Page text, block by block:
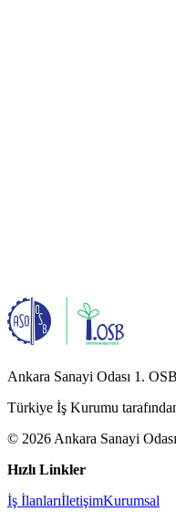
Ankara Sanayi Odası 1.
Türkiye İş Kurumu
© 2026 Ankara Sanayi
Hızlı Linkler
İş İlanlarıİletişimKurumsal